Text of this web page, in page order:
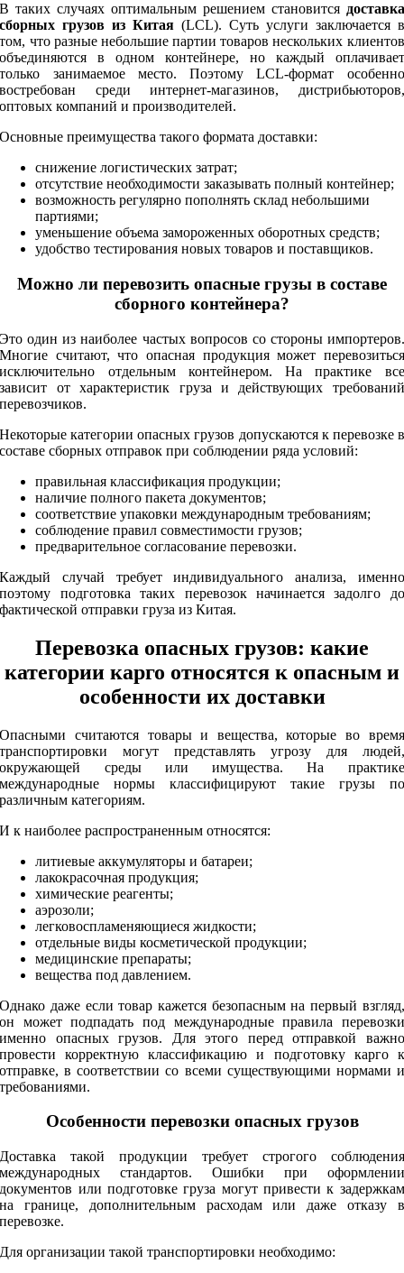
В таких случаях оптимальным решением становится доставка
сборных грузов из Китая (LCL). Суть услуги заключается в
том, что разные небольшие партии товаров нескольких клиентов
объединяются в одном контейнере, но каждый оплачивает
только занимаемое место. Поэтому LCL-формат особенно
востребован среди интернет-магазинов, дистрибьюторов,
оптовых компаний и производителей.
Основные преимущества такого формата доставки:
снижение логистических затрат;
отсутствие необходимости заказывать полный контейнер;
возможность регулярно пополнять склад небольшими
партиями;
уменьшение объема замороженных оборотных средств;
удобство тестирования новых товаров и поставщиков.
Можно ли перевозить опасные грузы в составе
сборного контейнера?
Это один из наиболее частых вопросов со стороны импортеров.
Многие считают, что опасная продукция может перевозиться
исключительно отдельным контейнером. На практике все
зависит от характеристик груза и действующих требований
перевозчиков.
Некоторые категории опасных грузов допускаются к перевозке в
составе сборных отправок при соблюдении ряда условий:
правильная классификация продукции;
наличие полного пакета документов;
соответствие упаковки международным требованиям;
соблюдение правил совместимости грузов;
предварительное согласование перевозки.
Каждый случай требует индивидуального анализа, именно
поэтому подготовка таких перевозок начинается задолго до
фактической отправки груза из Китая.
Перевозка опасных грузов: какие
категории карго относятся к опасным и
особенности их доставки
Опасными считаются товары и вещества, которые во время
транспортировки могут представлять угрозу для людей,
окружающей среды или имущества. На практике
международные нормы классифицируют такие грузы по
различным категориям.
И к наиболее распространенным относятся:
литиевые аккумуляторы и батареи;
лакокрасочная продукция;
химические реагенты;
аэрозоли;
легковоспламеняющиеся жидкости;
отдельные виды косметической продукции;
медицинские препараты;
вещества под давлением.
Однако даже если товар кажется безопасным на первый взгляд,
он может подпадать под международные правила перевозки
именно опасных грузов. Для этого перед отправкой важно
провести корректную классификацию и подготовку карго к
отправке, в соответствии со всеми существующими нормами и
требованиями.
Особенности перевозки опасных грузов
Доставка такой продукции требует строгого соблюдения
международных стандартов. Ошибки при оформлении
документов или подготовке груза могут привести к задержкам
на границе, дополнительным расходам или даже отказу в
перевозке.
Для организации такой транспортировки необходимо: